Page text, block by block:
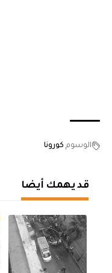
الوسوم كورونا
قد يهمك أيضا